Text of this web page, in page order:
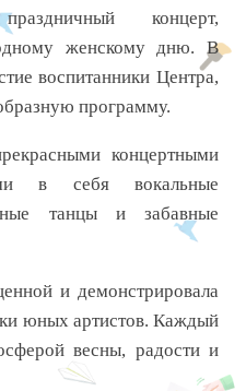
концерт,
женскому дню. В
воспитанники Центра,
программу.
концертными
в себя вокальные
танцы и забавные
и демонстрировала
юных артистов. Каждый
весны, радости и